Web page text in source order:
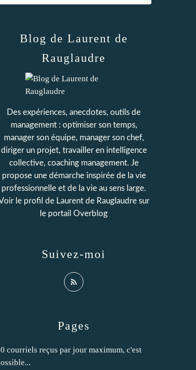
Pages
courriels reçus par jour maximum, c'est
Blog de Laurent de
Rauglaudre
Des expériences, anecdotes, outils de
management : optimiser son temps,
manager son équipe, manager son chef,
diriger un projet, travailler en intelligence
collective, coaching management. Je
propose une démarche inspirée de la vie
professionnelle et de la vie au sens large.
le profil de Laurent de Rauglaudresur
le portail Overblog
Suivez-moi